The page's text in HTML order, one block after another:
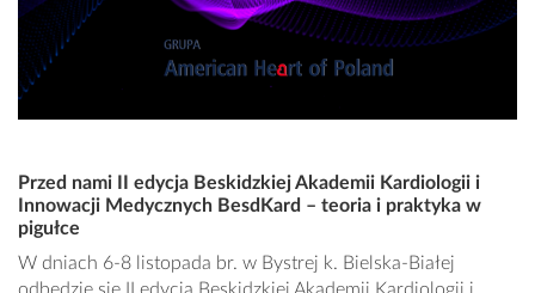
Przed nami II edycja Beskidzkiej Akademii Kardiologii i
Innowacji Medycznych BesdKard – teoria i praktyka w
pigułce
W dniach 6-8 listopada br. w Bystrej k. Bielska-Białej